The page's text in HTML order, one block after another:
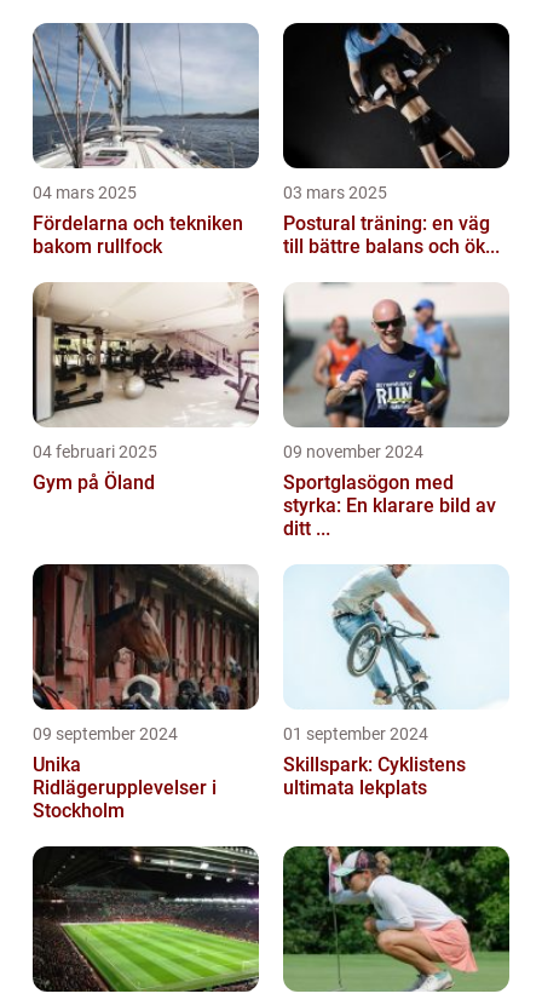
04 mars 2025
Fördelarna och tekniken
bakom rullfock
03 mars 2025
Postural träning: en väg
till bättre balans och ök...
04 februari 2025
Gym på Öland
09 november 2024
Sportglasögon med
styrka: En klarare bild av
ditt ...
09 september 2024
Unika
Ridlägerupplevelser i
Stockholm
01 september 2024
Skillspark: Cyklistens
ultimata lekplats